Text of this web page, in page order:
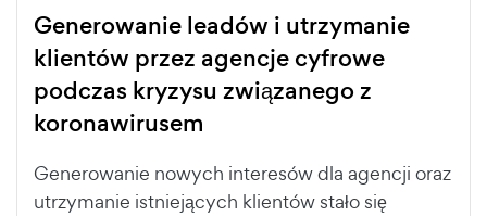
Generowanie leadów i utrzymanie
klientów przez agencje cyfrowe
podczas kryzysu związanego z
koronawirusem
Generowanie nowych interesów dla agencji oraz
utrzymanie istniejących klientów stało się